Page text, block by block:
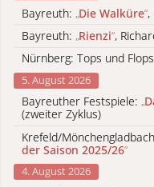
Bayreuth: „Die Walküre“,
Bayreuth: „Rienzi“,
Nürnberg: Tops und
5. August 2026
Bayreuther Festspiele: „
(zweiter Zyklus)
Krefeld/
der Saison 2025/26“
4. August 2026